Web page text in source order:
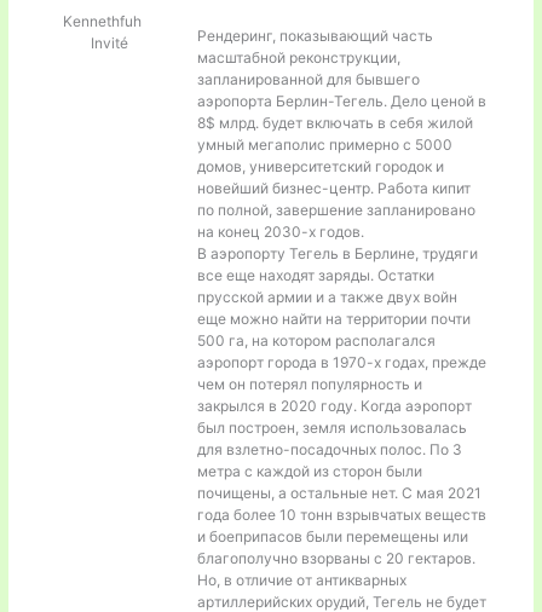
Kennethfuh
Invité
Рендеринг, показывающий часть
масштабной реконструкции,
запланированной для бывшего
аэропорта Берлин-Тегель. Дело ценой в
8$ млрд. будет включать в себя жилой
умный мегаполис примерно с 5000
домов, университетский городок и
новейший бизнес-центр. Работа кипит
по полной, завершение запланировано
на конец 2030-х годов.
В аэропорту Тегель в Берлине, трудяги
все еще находят заряды. Остатки
прусской армии и а также двух войн
еще можно найти на территории почти
500 га, на котором располагался
аэропорт города в 1970-х годах, прежде
чем он потерял популярность и
закрылся в 2020 году. Когда аэропорт
был построен, земля использовалась
для взлетно-посадочных полос. По 3
метра с каждой из сторон были
почищены, а остальные нет. С мая 2021
года более 10 тонн взрывчатых веществ
и боеприпасов были перемещены или
благополучно взорваны с 20 гектаров.
Но, в отличие от антикварных
артиллерийских орудий, Тегель не будет